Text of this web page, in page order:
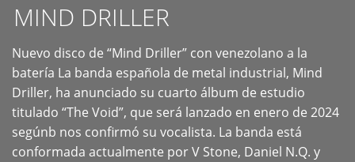
MIND DRILLER
Nuevo disco de “Mind Driller” con venezolano a la
batería La banda española de metal industrial, Mind
Driller, ha anunciado su cuarto álbum de estudio
titulado “The Void”, que será lanzado en enero de 2024
segúnb nos confirmó su vocalista. La banda está
conformada actualmente por V Stone, Daniel N.Q. y
+